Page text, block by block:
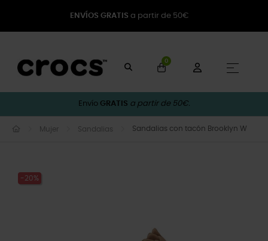
ENVÍOS GRATIS a partir de 50€
0
☰
Envío GRATIS a partir de 50€.
Mujer Sandalias Sandalias con tacón Brooklyn W
-20%